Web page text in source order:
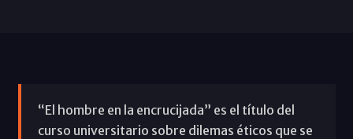
“El hombre en la encrucijada” es el título del
curso universitario sobre dilemas éticos que se